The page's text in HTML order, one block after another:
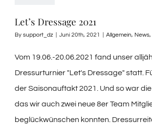
Let’s Dressage 2021
By support_dz Juni 20th, 2021 Allgemein, News,
Vom 19.06.-20.06.2021 fand unser
Dressurturnier "Let's Dressage" statt.
der Saisonauftakt 2021. Und so war
das wir auch zwei neue 8er Team
beglückwünschen konnten.